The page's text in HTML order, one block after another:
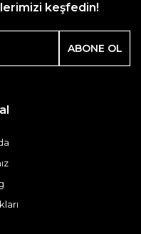
keşfedin!
ABONE OL